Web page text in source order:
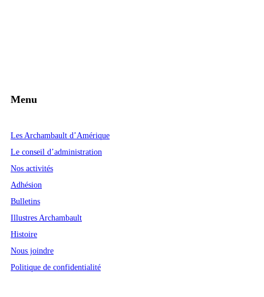
Menu
Les Archambault d’Amérique
Le conseil d’administration
Nos activités
Adhésion
Bulletins
Illustres Archambault
Histoire
Nous joindre
Politique de confidentialité